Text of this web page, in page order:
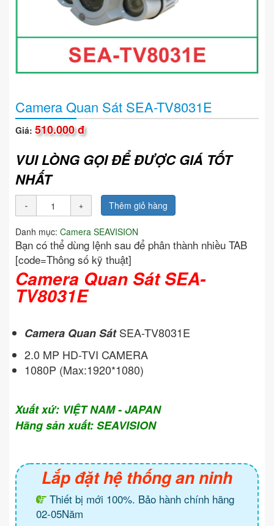
Camera Quan Sát SEA-TV8031E
Giá: 510.000 đ
VUI LÒNG GỌI ĐỂ ĐƯỢC GIÁ TỐT
NHẤT
Thêm giỏ hàng
Danh mục: Camera SEAVISION
Bạn có thể dùng lệnh sau để phân thành nhiều TAB
[code=Thông số kỹ thuật]
Camera Quan Sát SEA-
TV8031E
Camera Quan SátSEA-TV8031E
2.0 MP HD-TVI CAMERA
1080P (Max:1920*1080)
Xuất xứ: VIỆT NAM - JAPAN
Hãng sản xuất: SEAVISION
Lắp đặt hệ thống an ninh
Thiết bị mới 100%. Bảo hành chính hãng
02-05Năm